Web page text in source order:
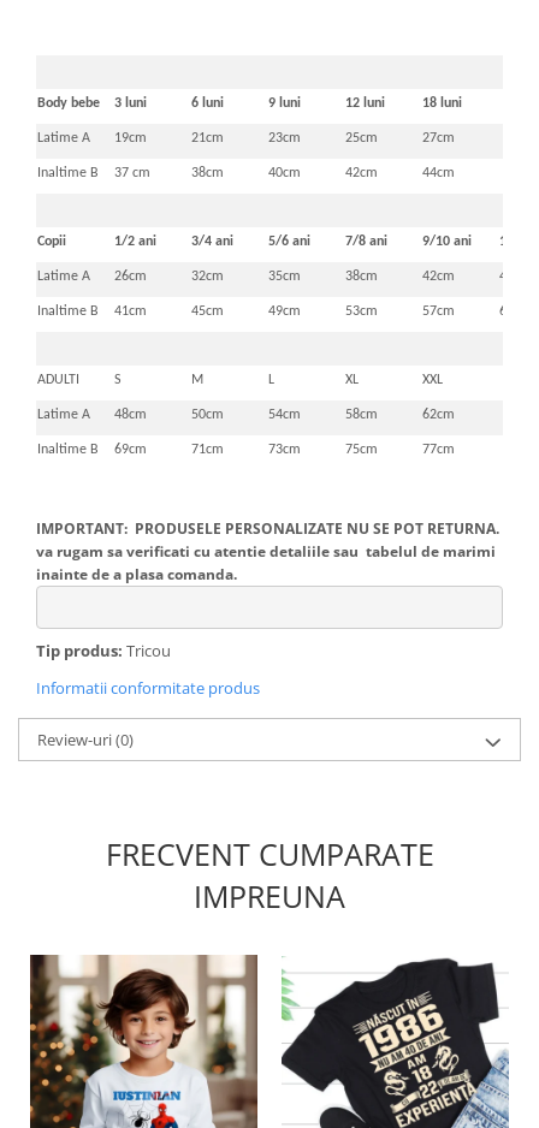
Body bebe 3 luni 6 luni 9 luni 12 luni 18 luni
Latime A 19cm 21cm 23cm 25cm 27cm
Inaltime B 37 cm 38cm 40cm 42cm 44cm
Copii 1/2 ani 3/4 ani 5/6 ani 7/8 ani 9/10 ani 11/12
Latime A 26cm 32cm 35cm 38cm 42cm 46cm
Inaltime B 41cm 45cm 49cm 53cm 57cm 61cm
ADULTI S M L XL XXL
Latime A 48cm 50cm 54cm 58cm 62cm
Inaltime B 69cm 71cm 73cm 75cm 77cm
IMPORTANT: PRODUSELE PERSONALIZATE NU SE POT RETURNA.
va rugam sa verificati cu atentie detaliile sau tabelul de marimi
inainte de a plasa comanda.
Tip produs: Tricou
Informatii conformitate produs
Review-uri(0)
FRECVENT CUMPARATE
IMPREUNA